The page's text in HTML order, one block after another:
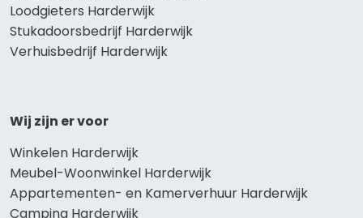
Loodgieters Harderwijk
Stukadoorsbedrijf Harderwijk
Verhuisbedrijf Harderwijk
Wij zijn er voor
Winkelen Harderwijk
Meubel-Woonwinkel Harderwijk
Appartementen- en Kamerverhuur Harderwijk
Camping Harderwijk